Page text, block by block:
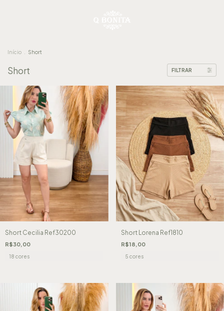
Início Short
Short FILTRAR
Short Cecilia Ref30200
R$30,00
18 cores
Short Lorena Ref1810
R$18,00
5 cores